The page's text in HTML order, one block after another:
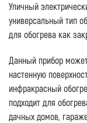
Уличный
универсальный тип
для обогрева как
Данный прибор
настенную
инфракрасный
подходит для
дачных домов,